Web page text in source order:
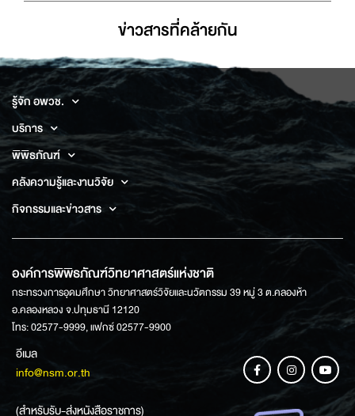
ข่าวสารที่่คล้ายกัน
รู้จัก อพวช.
บริการ
พิพิธภัณฑ์
คลังความรู้และงานวิจัย
กิจกรรมและข่าวสาร
องค์การพิพิธภัณฑ์วิทยาศาสตร์แห่งชาติ
กระทรวงการอุดมศึกษา วิทยาศาสตร์วิจัยและนวัตกรรม 39 หมู่ 3 ต.คลองห้า
อ.คลองหลวง จ.ปทุมธานี 12120
โทร: 02577-9999, แฟกซ์ 02577-9900
อีเมล
info@nsm.or.th
(สำหรับรับ-ส่งหนังสือราชการ)